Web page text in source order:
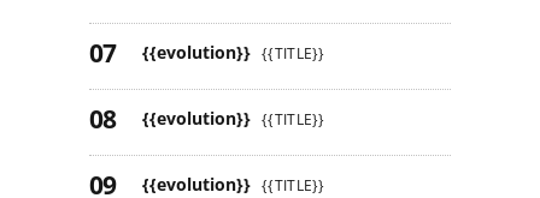
{{evolution}} {{TITLE}}
{{evolution}} {{TITLE}}
{{evolution}} {{TITLE}}